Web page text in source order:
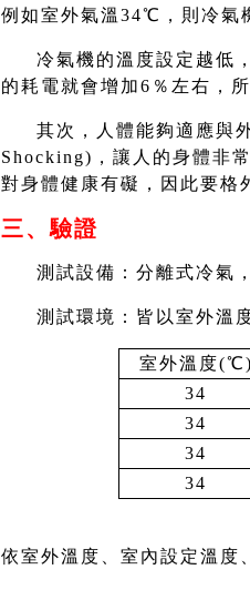
例如室外氣溫34℃，則冷氣
冷氣機的溫度設定越低
的耗電就會增加6％左右，
其次，人體能夠適應與
Shocking)，讓人的身體非
對身體健康有礙，因此要格
三、驗證
測試設備：分離式冷氣
測試環境：皆以室外溫
室外溫度(℃)
34
34
34
34
依室外溫度、室內設定溫度